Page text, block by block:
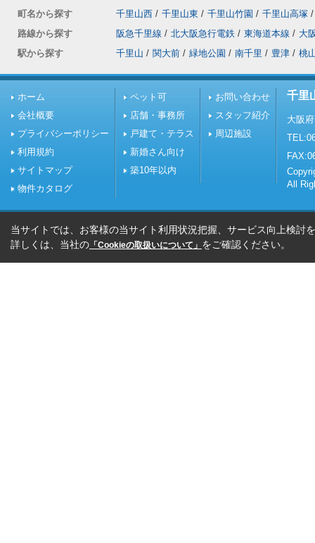
町名から探す
千里山西 / 千里山東 / 千里山竹園 / 千里山高塚 /
路線から探す
阪急千里線 / 北大阪急行電鉄 / 東海道本線 / 大
駅から探す
千里山 / 関大前 / 緑地公園 / 南千里 / 豊津 / 桃
ホーム
会社概要
プライバシーポリシー
利用規約
サイトマップ
物件カタログ
ペット可
店舗・事務所
戸建て・テラス
新婚さん向け
築10年以内
お問い合わせ
スタッフ紹介
周辺施設
千里
大阪
All
当サイトでは、お客様の当サイト利用状況把握、サービス向上検討
詳しくは、当社の 「Cookieの取扱いについて」 をご確認ください。